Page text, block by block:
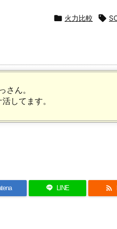
 火力比較 
さん。
してます。
LINE 